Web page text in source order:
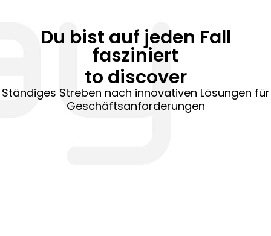
Du bist auf jeden Fall
fasziniert
to discover
Ständiges Streben nach innovativen Lösungen für
Geschäftsanforderungen